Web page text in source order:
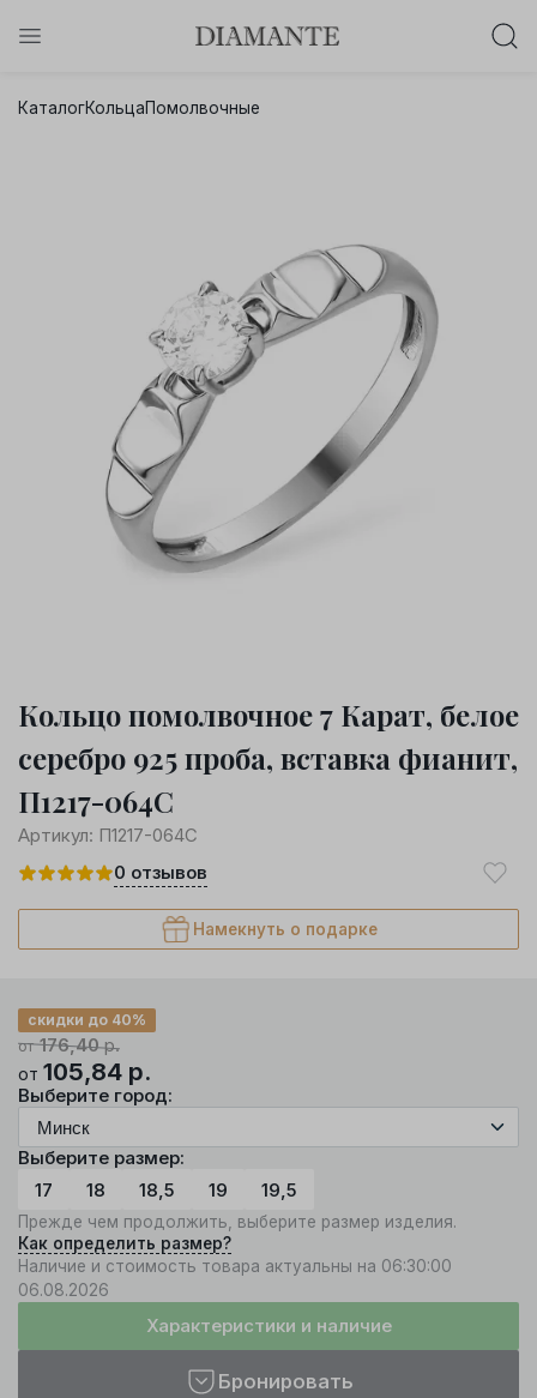
Осталось:
КаталогКольцаПомолвочные
Кольцо помолвочное 7 Карат, белое
серебро 925 проба, вставка фианит,
П1217-064С
Артикул: П1217-064С
0 отзывов
Намекнуть о подарке
от176,40р.
скидки до 40%
от 105,84 р.
Выберите город:
Выберите размер:
17
18 18,5 19 19,5
Прежде чем продолжить, выберите размер изделия.
Как определить размер?
Наличие и стоимость товара актуальны на 06:30:00
06.08.2026
Характеристики и наличие
Бронировать